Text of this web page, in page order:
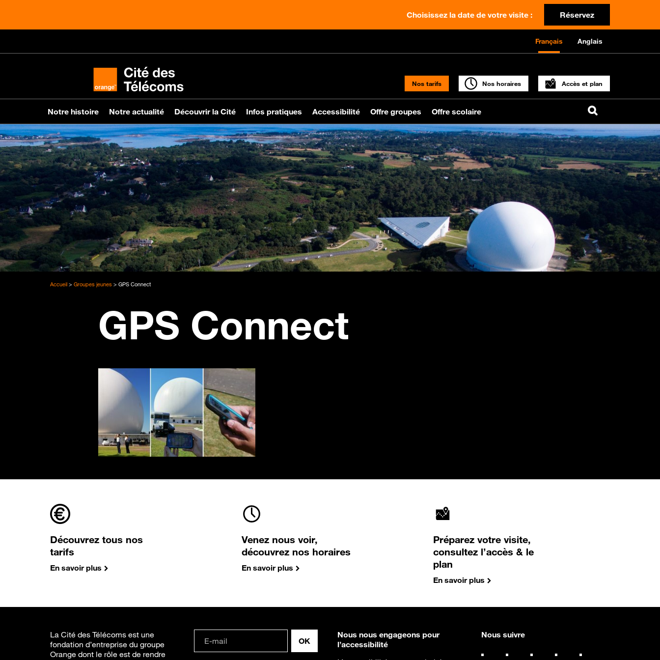
Choisissez la date de votre visite : Réservez
Français Anglais
Nos tarifs Nos horaires Accès et plan
Notre histoire Notre actualité Découvrir la Cité Infos pratiques Accessibilité Offre groupes Offre scolaire
Accueil > Groupes jeunes > GPS Connect
GPS Connect
Découvrez tous nos
tarifs
En savoir plus
Venez nous voir,
découvrez nos horaires
En savoir plus
Préparez votre visite,
consultez l’accès & le
plan
En savoir plus
La Cité des Télécoms est une
fondation d’entreprise du groupe
Orange dont le rôle est de rendre
Nous nous engageons pour
l’accessibilité
Nous suivre